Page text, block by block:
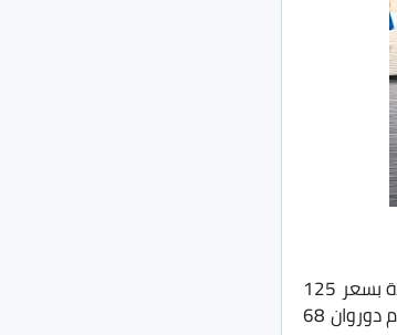
، تأتي السيارة في السوق المحلي بفئة واحدة بسعر 125
ألف جنيه، وهي تتوفر في الأسواق بمحرك رباعي الأسطوانات سعة 800 سي سي بقوة 47 حصان مع عزم دوروان 68